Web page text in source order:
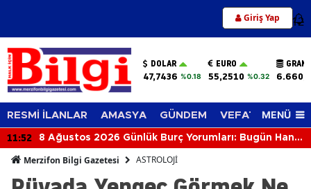
Giriş Yap 12
DOLAR
47,7436 %0.18
EURO
55,2510 %0.32
RESMİ İLANLAR AMASYA GÜNDEM VEFAT EDENLER
MENÜ
11:52
8 Ağustos 2026 Günlük Burç Yorumları: Bugün Hangi
Merzifon Bilgi Gazetesi ASTROLOJİ